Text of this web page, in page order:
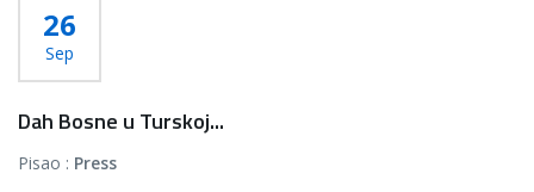
26
Sep
Dah Bosne u Turskoj...
Pisao : Press